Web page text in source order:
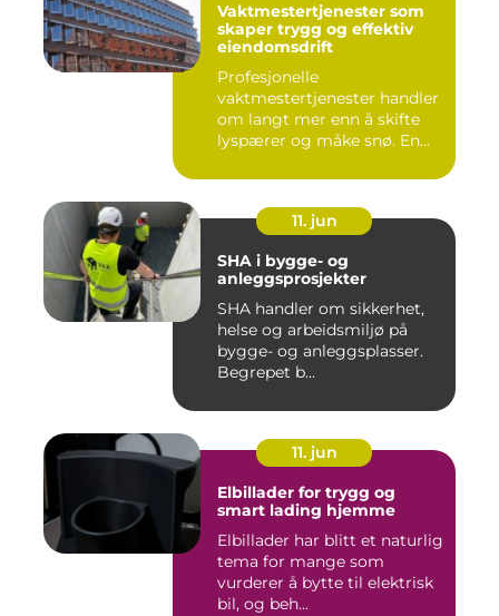
Vaktmestertjenester som
skaper trygg og effektiv
eiendomsdrift
Profesjonelle
vaktmestertjenester handler
om langt mer enn å skifte
lyspærer og måke snø. En
11. jun
SHA i bygge- og
anleggsprosjekter
SHA handler om sikkerhet,
helse og arbeidsmiljø på
bygge- og anleggsplasser.
Begrepet b...
11. jun
Elbillader for trygg og
smart lading hjemme
Elbillader har blitt et naturlig
tema for mange som
vurderer å bytte til elektrisk
bil, og beh...